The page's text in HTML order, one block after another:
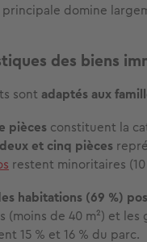
domine
des biens
sont adaptés aux
pièces constituent la
et cinq pièces
restent minoritaires (10
habitations (69 %)
(moins de 40 m²) et
15 % et 16 % du parc.